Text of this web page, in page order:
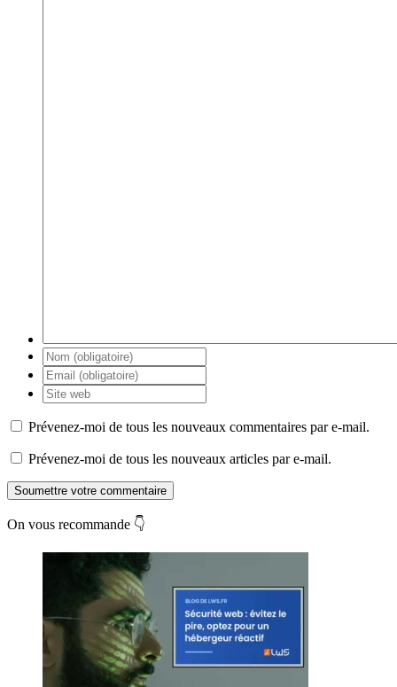
Prévenez-moi de tous les nouveaux commentaires par e-mail.
Prévenez-moi de tous les nouveaux articles par e-mail.
Soumettre votre commentaire
On vous recommande 👇